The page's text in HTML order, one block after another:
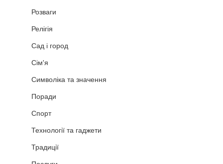
Розваги
Релігія
Сад і город
Сім'я
Символіка та значення
Поради
Спорт
Технології та гаджети
Традиції